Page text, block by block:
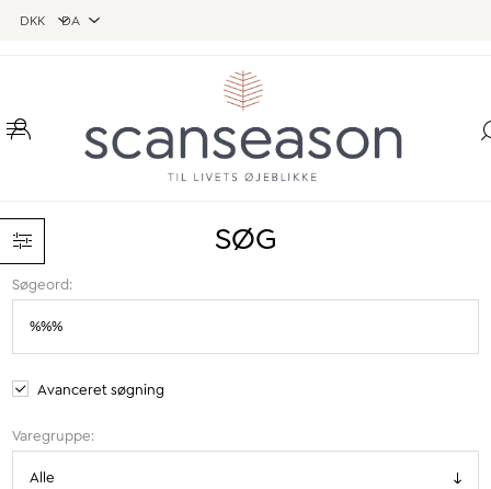
SØG
Søgeord:
Avanceret søgning
Varegruppe: